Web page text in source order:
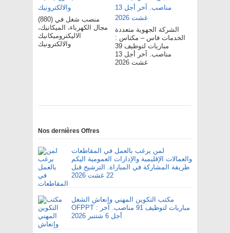
(880) منصب شغل في
مجال الكهرباء، الميكانيك،
الاليكتروميكانيك
والالكترونيك
الشركة الجهوية متعددة
الخدمات فاس – مکناس :
مباريات لتوظيف 39
مناصب. آخر أجل 13
غشت 2026
Nos dernières Offres
لمن يرغب بالعمل في المقاطعات
والعمالات الإقليمية والإدارات العمومية اليكم
طريقة المشاركة في المباراة. الترشيح قبل
22 غشت 2026
مكتب التكوين المهني وإنعاش الشغل
OFPPT : مباريات لتوظيف 91 مناصب. آخر
أجل 6 شتنبر 2026